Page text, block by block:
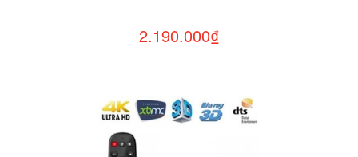
2.190.000₫